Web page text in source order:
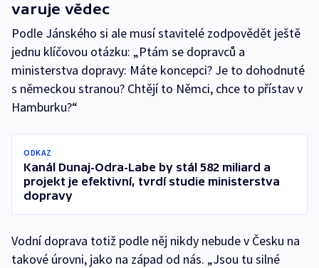
varuje vědec
Podle Jánského si ale musí stavitelé zodpovědět ještě
jednu klíčovou otázku: „Ptám se dopravců a
ministerstva dopravy: Máte koncepci? Je to dohodnuté
s německou stranou? Chtějí to Němci, chce to přístav v
Hamburku?“
ODKAZ
Kanál Dunaj-Odra-Labe by stál 582 miliard a
projekt je efektivní, tvrdí studie ministerstva
dopravy
Vodní doprava totiž podle něj nikdy nebude v Česku na
takové úrovni, jako na západ od nás. „Jsou tu silné